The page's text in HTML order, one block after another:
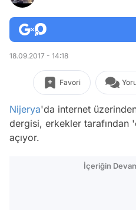
18.09.2017 - 14:18
Favori
Nijerya'da internet
dergisi, erkekler tarafından
açıyor.
İçeriğin